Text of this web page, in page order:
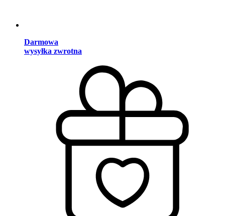
Darmowa
wysyłka zwrotna